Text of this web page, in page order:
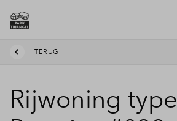
TERUG
Rijwoning type